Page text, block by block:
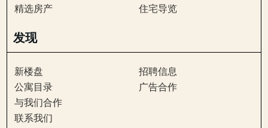
精选房产
住宅导览
发现
新楼盘
公寓目录
与我们合作
联系我们
招聘信息
广告合作